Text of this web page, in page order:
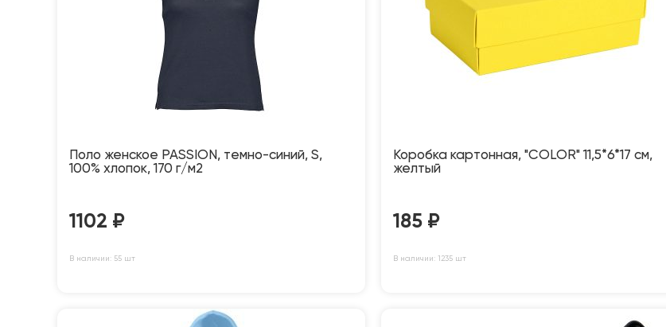
Поло женское PASSION, темно-синий, S,
100% хлопок, 170 г/м2
1102 ₽
В наличии: 55 шт
Коробка картонная, "COLOR" 11,5*6*17 см,
желтый
185 ₽
В наличии: 1235 шт